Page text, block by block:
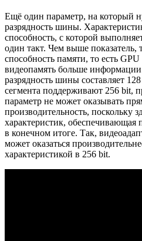
Ещё один параметр, на который
разрядность шины.
способность, с которой
один такт. Чем выше показатель,
способность памяти, то есть GPU
видеопамять больше
разрядность шины составляет
сегмента поддерживают 256 bit,
параметр не может оказывать
производительность, поскольку
характеристик, обеспечивающая
в конечном итоге. Так,
может оказаться
характеристикой в 256 bit.